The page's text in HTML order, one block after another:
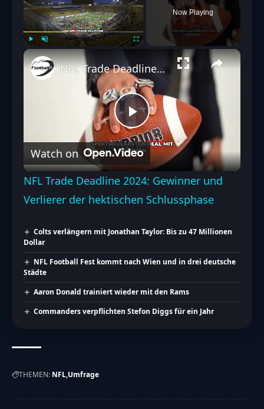
Play Unmute
Now Playing
Play
Video
NFL Trade Deadline 2024: Gewinner und Verlierer der hektischen Schlussphase
Watch on
NFL Trade Deadline 2024: Gewinner und
Verlierer der hektischen Schlussphase
Colts verlängern mit Jonathan Taylor: Bis zu 47 Millionen
Dollar
NFL Football Fest kommt nach Wien und in drei deutsche
Städte
Aaron Donald trainiert wieder mit den Rams
Commanders verpflichten Stefon Diggs für ein Jahr
THEMEN: NFL Umfrage